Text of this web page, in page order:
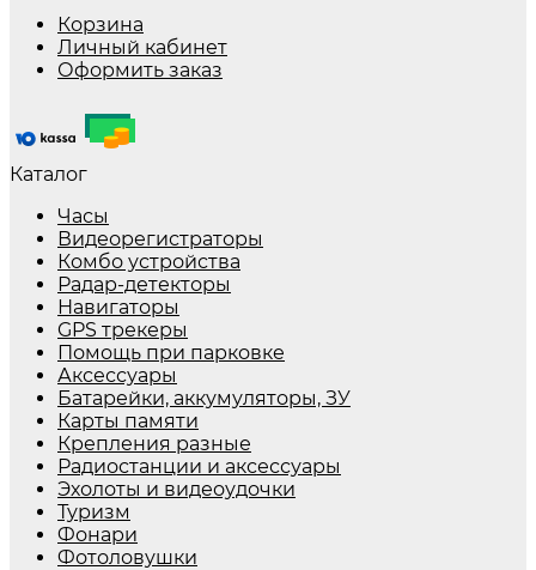
Корзина
Личный кабинет
Оформить заказ
Каталог
Часы
Видеорегистраторы
Комбо устройства
Радар-детекторы
Навигаторы
GPS трекеры
Помощь при парковке
Аксессуары
Батарейки, аккумуляторы, ЗУ
Карты памяти
Крепления разные
Радиостанции и аксессуары
Эхолоты и видеоудочки
Туризм
Фонари
Фотоловушки